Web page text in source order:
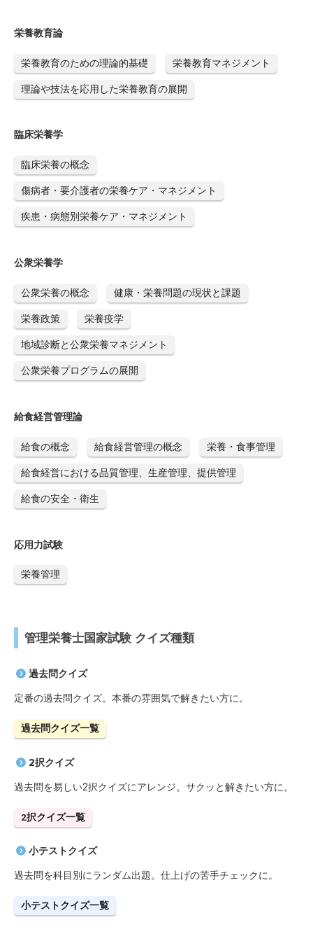
栄養教育論
栄養教育のための理論的基礎 栄養教育マネジメント
理論や技法を応用した栄養教育の展開
臨床栄養学
臨床栄養の概念
傷病者・要介護者の栄養ケア・マネジメント
疾患・病態別栄養ケア・マネジメント
公衆栄養学
公衆栄養の概念 健康・栄養問題の現状と課題
栄養政策 栄養疫学
地域診断と公衆栄養マネジメント
公衆栄養プログラムの展開
給食経営管理論
給食の概念 給食経営管理の概念 栄養・食事管理
給食経営における品質管理、生産管理、提供管理
給食の安全・衛生
応用力試験
栄養管理
管理栄養士国家試験 クイズ種類
過去問クイズ
定番の過去問クイズ。本番の雰囲気で解きたい方に。
過去問クイズ一覧
2択クイズ
過去問を易しい2択クイズにアレンジ。サクッと解きたい方に。
2択クイズ一覧
小テストクイズ
過去問を科目別にランダム出題。仕上げの苦手チェックに。
小テストクイズ一覧